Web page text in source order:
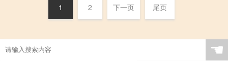
1 2 下一页 尾页
☚